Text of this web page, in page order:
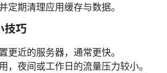
定期清理应用缓存与数据。
技巧
更近的服务器，通常更快。
，夜间或工作日的流量压力较小。